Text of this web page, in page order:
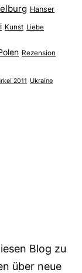
Hanser
Kunst Liebe
Rezension
2011 Ukraine
Blog zu
über neue